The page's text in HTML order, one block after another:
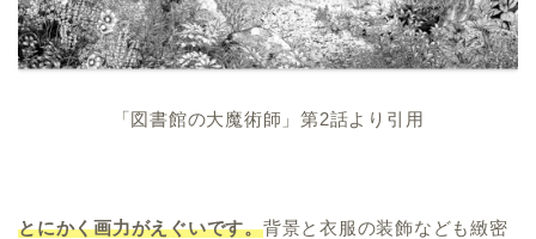
「図書館の大魔術師」第2話より引用
とにかく画力がえぐいです。背景と衣服の装飾なども緻密